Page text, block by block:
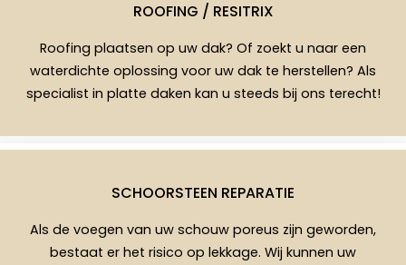
ROOFING / RESITRIX
Roofing plaatsen op uw dak? Of zoekt u naar een
waterdichte oplossing voor uw dak te herstellen? Als
specialist in platte daken kan u steeds bij ons terecht!
SCHOORSTEEN REPARATIE
Als de voegen van uw schouw poreus zijn geworden,
bestaat er het risico op lekkage. Wij kunnen uw